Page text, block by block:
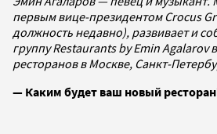
первым вице-президентом Crocus
должность недавно), развивает и
группу Restaurants by Emin Agalarov
ресторанов в Москве, Санкт-
— Каким будет ваш новый